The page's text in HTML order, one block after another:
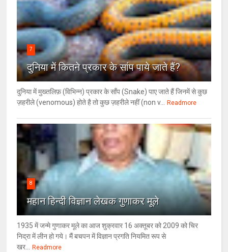
7
दुनिया में कितने प्रकार के सांप पाये जाते हैं?
दुनिया में मुख्तलिफ़ (विभिन्न) प्रकार के साँप (Snake) पाए जाते हैं जिनमें से कुछ
ज़हरीले (venomous) होते है तो कुछ ज़हरीले नहीं (non v...
Readmore
8
महान हिन्दी विज्ञान लेखक गुणाकर मूले
1935 में जन्मे गुणाकर मूले का आज शुक्रवार 16 अक्तूबर को 2009 को चिर
निद्रा में लीन हो गये। मैं बचपन में विज्ञान प्रगति नियमित रूप से
खर...
Readmore